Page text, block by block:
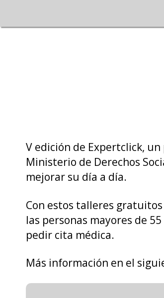
V edición de Expertclick,
Ministerio de Derechos
mejorar su día a día.
Con estos talleres
las personas mayores de
pedir cita médica.
Más información en el